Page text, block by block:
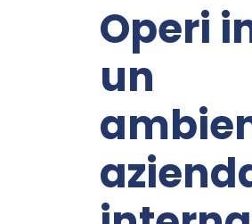
Operi
un